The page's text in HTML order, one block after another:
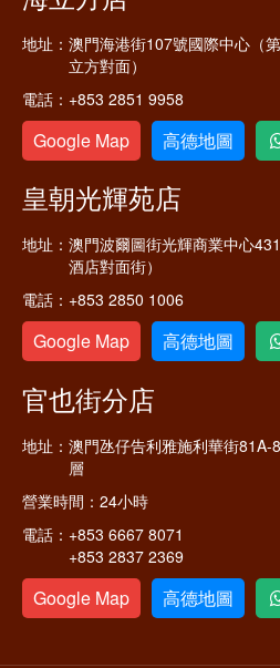
地址： 澳門海港街107號國際中心（
立方對面）
電話： +853 2851 9958
Google Map 高德地圖
皇朝光輝苑店
地址： 澳門波爾圖街光輝商業中心
酒店對面街）
電話： +853 2850 1006
Google Map 高德地圖
官也街分店
地址： 澳門氹仔告利雅施利華街
層
營業時間： 24小時
電話： +853 6667 8071
+853 2837 2369
Google Map 高德地圖